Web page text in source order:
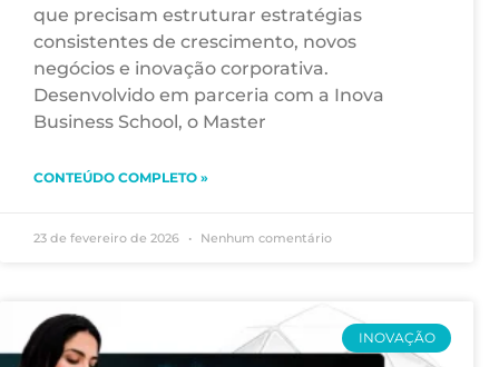
que precisam estruturar estratégias
consistentes de crescimento, novos
negócios e inovação corporativa.
Desenvolvido em parceria com a Inova
Business School, o Master
CONTEÚDO COMPLETO »
23 de fevereiro de 2026 Nenhum comentário
INOVAÇÃO